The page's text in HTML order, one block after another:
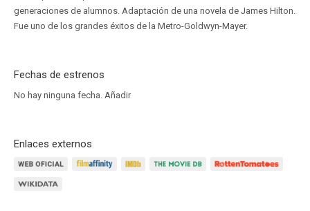
generaciones de alumnos. Adaptación de una novela de James Hilton.
Fue uno de los grandes éxitos de la Metro-Goldwyn-Mayer.
Fechas de estrenos
No hay ninguna fecha. Añadir
Enlaces externos